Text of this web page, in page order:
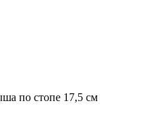
по стопе 17,5 см